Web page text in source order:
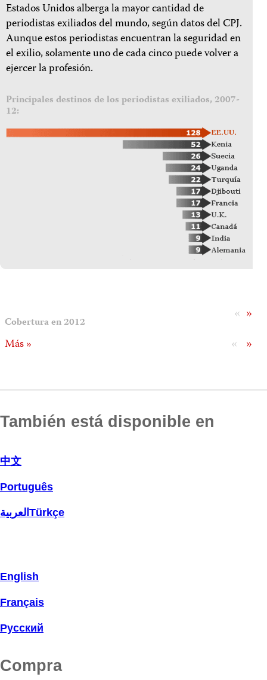
Estados Unidos alberga la mayor cantidad de
periodistas exiliados del mundo, según datos del CPJ.
Aunque estos periodistas encuentran la seguridad en
el exilio, solamente uno de cada cinco puede volver a
ejercer la profesión.
Principales destinos de los periodistas exiliados, 2007-
12:
»
«
Cobertura en 2012
»
«
Más »
También está disponible en
中文
Português
العربية Türkçe
English
Français
Русский
Compra